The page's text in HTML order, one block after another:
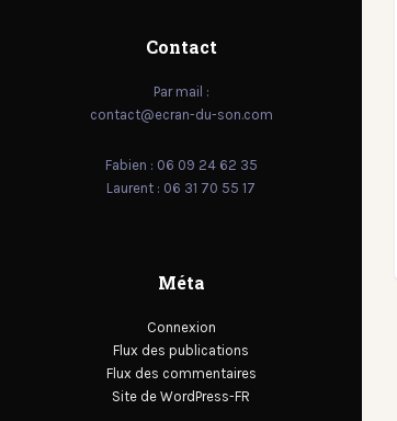
Contact
Par mail :
contact@ecran-du-son.com
Fabien : 06 09 24 62 35
Laurent : 06 31 70 55 17
Méta
Connexion
Flux des publications
Flux des commentaires
Site de WordPress-FR